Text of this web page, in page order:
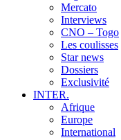
Mercato
Interviews
CNO – Togo
Les coulisses
Star news
Dossiers
Exclusivité
INTER.
Afrique
Europe
International